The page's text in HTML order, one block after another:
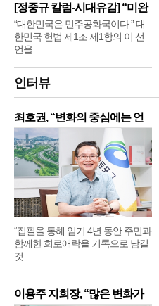
[정중규 칼럼-시대유감] “미완
“대한민국은 민주공화국이다.” 대
한민국 헌법 제1조 제1항의 이 선
언을
인터뷰
최호권, “변화의 중심에는 언
제
“집필을 통해 임기 4년 동안 주민과
함께한 희로애락을 기록으로 남길
것
이용주 지회장, “많은 변화가